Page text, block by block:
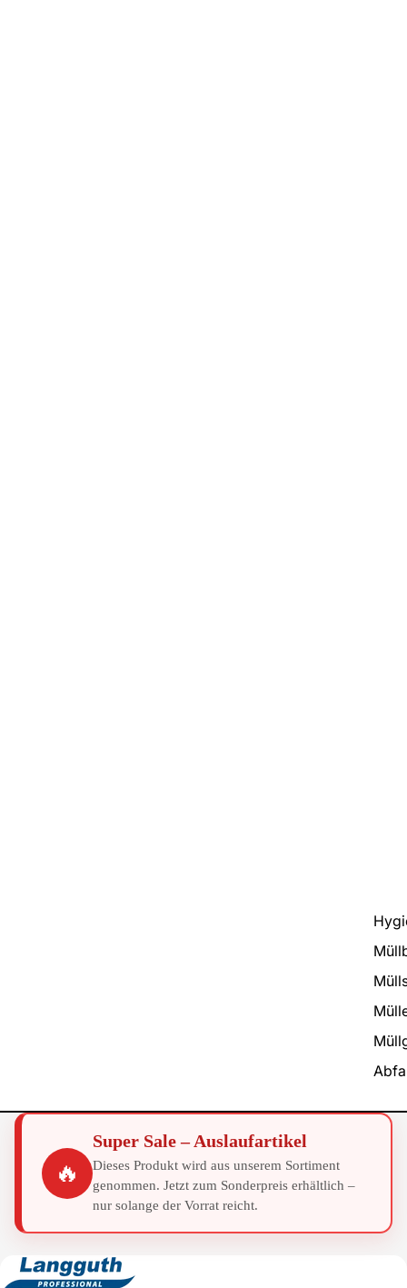
🔥
Super Sale – Auslaufartikel
Dieses Produkt wird aus unserem Sortiment
genommen. Jetzt zum Sonderpreis erhältlich –
nur solange der Vorrat reicht.